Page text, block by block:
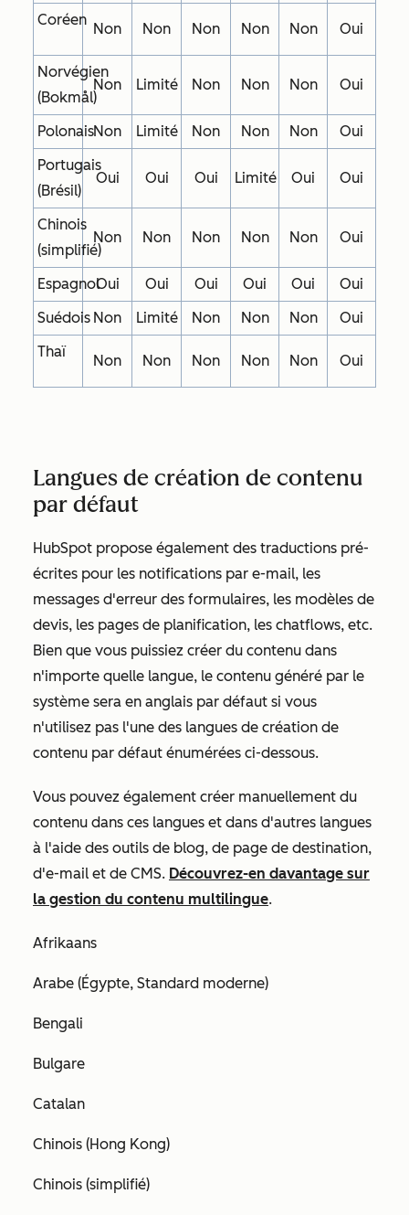
Coréen
Non Non Non Non Non Oui
Norvégien
(Bokmål)
Non Limité Non Non Non Oui
PolonaisNon Limité Non Non Non
Oui
Portugais
(Brésil)
Oui Oui Oui Limité Oui Oui
Chinois
(simplifié)
Non Non Non Non Non Oui
EspagnolOui Oui Oui Oui Oui
Oui
Suédois Non Limité Non Non Non
Oui
Thaï
Non Non Non Non Non Oui
Langues de création de contenu
par défaut
HubSpot propose également des traductions pré-
écrites pour les notifications par e-mail, les
messages d'erreur des formulaires, les modèles de
devis, les pages de planification, les chatflows, etc.
Bien que vous puissiez créer du contenu dans
n'importe quelle langue, le contenu généré par le
système sera en anglais par défaut si vous
n'utilisez pas l'une des langues de création de
contenu par défaut énumérées ci-dessous.
Vous pouvez également créer manuellement du
contenu dans ces langues et dans d'autres langues
à l'aide des outils de blog, de page de destination,
d'e-mail et de CMS. Découvrez-en davantage sur
la gestion du contenu multilingue.
Afrikaans
Arabe (Égypte, Standard moderne)
Bengali
Bulgare
Catalan
Chinois (Hong Kong)
Chinois (simplifié)